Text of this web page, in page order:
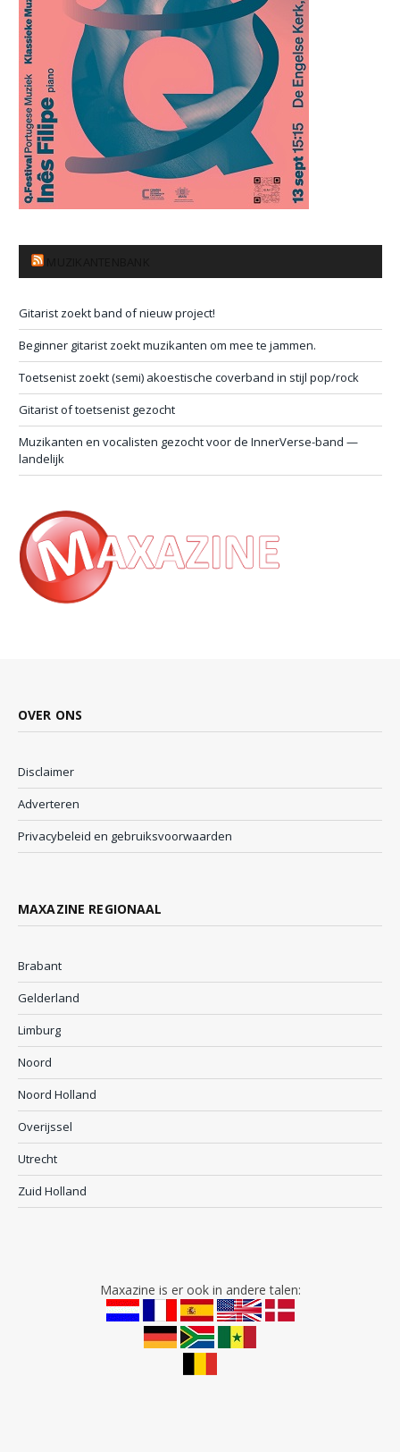
Gitarist zoekt band of nieuw project!
Beginner gitarist zoekt muzikanten om mee te jammen.
Toetsenist zoekt (semi) akoestische coverband in stijl pop/rock
Gitarist of toetsenist gezocht
Muzikanten en vocalisten gezocht voor de InnerVerse-band —
landelijk
OVER ONS
Disclaimer
Adverteren
Privacybeleid en gebruiksvoorwaarden
MAXAZINE REGIONAAL
Brabant
Gelderland
Limburg
Noord
Noord Holland
Overijssel
Utrecht
Zuid Holland
Maxazine is er ook in andere talen: